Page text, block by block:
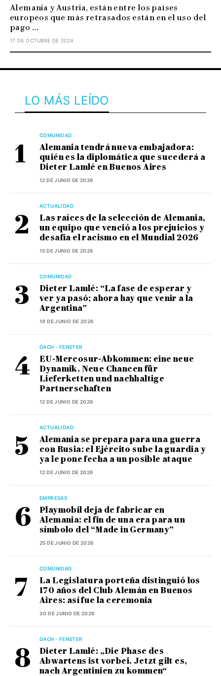
Alemania y Austria, están entre los países
europeos que más retrasados están en el uso del
pago ...
17 DE OCTUBRE DE 2024
LO MÁS LEÍDO
COMUNIDAD
Alemania tendrá nueva embajadora:
quién es la diplomática que sucederá a
Dieter Lamlé en Buenos Aires
12 DE JUNIO DE 2026
ACTUALIDAD
Las raíces de la selección de Alemania,
un equipo que venció a los prejuicios y
desafía el racismo en el Mundial 2026
15 DE JUNIO DE 2026
COMUNIDAD
Dieter Lamlé: “La fase de esperar y
ver ya pasó; ahora hay que venir a la
Argentina”
19 DE JUNIO DE 2026
DACH - FENSTER
EU-Mercosur-Abkommen: eine neue
Dynamik. Neue Chancen für
Lieferketten und nachhaltige
Partnerschaften
12 DE JUNIO DE 2026
ACTUALIDAD
Alemania se prepara para una guerra
con Rusia: el Ejército sube la guardia y
ya le pone fecha a un posible ataque
12 DE JUNIO DE 2026
EMPRESAS
Playmobil deja de fabricar en
Alemania: el fin de una era para un
símbolo del “Made in Germany”
25 DE JUNIO DE 2026
COMUNIDAD
La Legislatura porteña distinguió los
170 años del Club Alemán en Buenos
Aires: así fue la ceremonia
30 DE JUNIO DE 2026
DACH - FENSTER
Dieter Lamlé: „Die Phase des
Abwartens ist vorbei. Jetzt gilt es,
nach Argentinien zu kommen“